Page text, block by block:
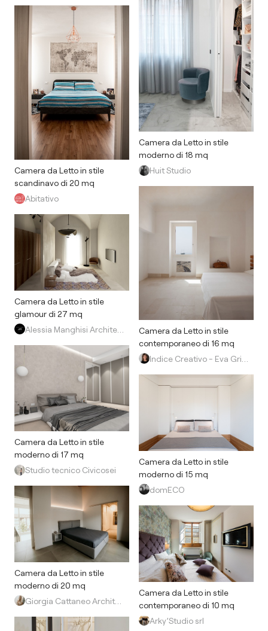
Camera da Letto in stile
scandinavo di 20 mq
Abitativo
Camera da Letto in stile
glamour di 27 mq
Camera da Letto in stile
moderno di 17 mq
Studio tecnico Civicosei
Camera da Letto in stile
moderno di 20 mq
Camera da Letto in stile
moderno di 18 mq
Huit Studio
Camera da Letto in stile
contemporaneo di 16 mq
Camera da Letto in stile
moderno di 15 mq
domECO
Camera da Letto in stile
contemporaneo di 10 mq
Arky’Studio srl